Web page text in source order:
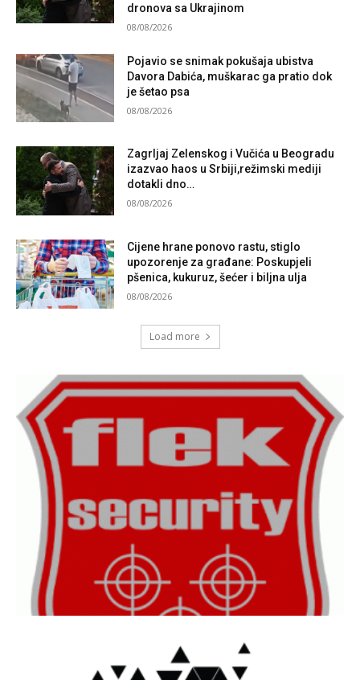
dronova sa Ukrajinom
08/08/2026
Pojavio se snimak pokušaja ubistva
Davora Dabića, muškarac ga pratio dok
je šetao psa
08/08/2026
Zagrljaj Zelenskog i Vučića u Beogradu
izazvao haos u Srbiji,režimski mediji
dotakli dno…
08/08/2026
Cijene hrane ponovo rastu, stiglo
upozorenje za građane: Poskupjeli
pšenica, kukuruz, šećer i biljna ulja
08/08/2026
Load more